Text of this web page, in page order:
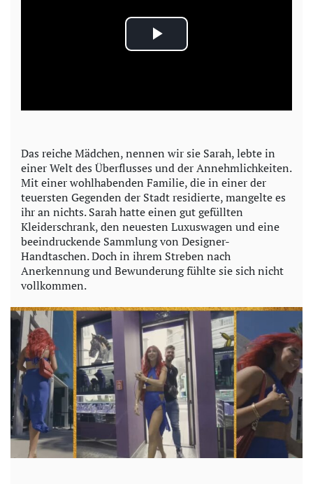
P
a
V
i
d
e
o
Das reiche Mädchen, nennen wir sie Sarah, lebte in
einer Welt des Überflusses und der Annehmlichkeiten.
Mit einer wohlhabenden Familie, die in einer der
teuersten Gegenden der Stadt residierte, mangelte es
ihr an nichts. Sarah hatte einen gut gefüllten
Kleiderschrank, den neuesten Luxuswagen und eine
beeindruckende Sammlung von Designer-
Handtaschen. Doch in ihrem Streben nach
Anerkennung und Bewunderung fühlte sie sich nicht
vollkommen.